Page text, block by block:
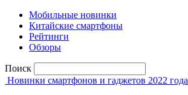
Мобильные новинки
Китайские смартфоны
Рейтинги
Обзоры
Поиск
Новинки смартфонов и гаджетов 2022 года